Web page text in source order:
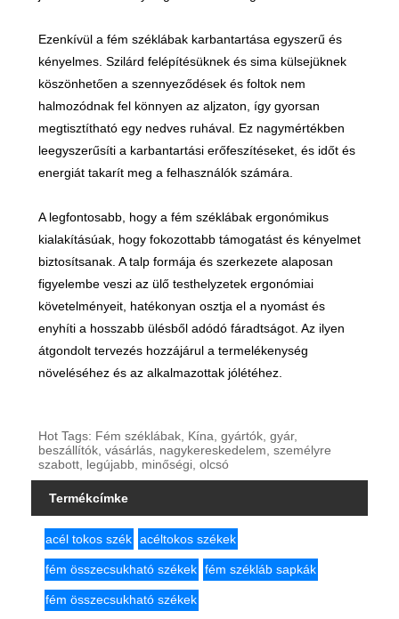
Ezenkívül a fém széklábak karbantartása egyszerű és
kényelmes. Szilárd felépítésüknek és sima külsejüknek
köszönhetően a szennyeződések és foltok nem
halmozódnak fel könnyen az aljzaton, így gyorsan
megtisztítható egy nedves ruhával. Ez nagymértékben
leegyszerűsíti a karbantartási erőfeszítéseket, és időt és
energiát takarít meg a felhasználók számára.
A legfontosabb, hogy a fém széklábak ergonómikus
kialakításúak, hogy fokozottabb támogatást és kényelmet
biztosítsanak. A talp formája és szerkezete alaposan
figyelembe veszi az ülő testhelyzetek ergonómiai
követelményeit, hatékonyan osztja el a nyomást és
enyhíti a hosszabb ülésből adódó fáradtságot. Az ilyen
átgondolt tervezés hozzájárul a termelékenység
növeléséhez és az alkalmazottak jólétéhez.
Hot Tags: Fém széklábak, Kína, gyártók, gyár,
beszállítók, vásárlás, nagykereskedelem, személyre
szabott, legújabb, minőségi, olcsó
Termékcímke
acél tokos szék acéltokos székek
fém összecsukható székek fém székláb sapkák
fém összecsukható székek